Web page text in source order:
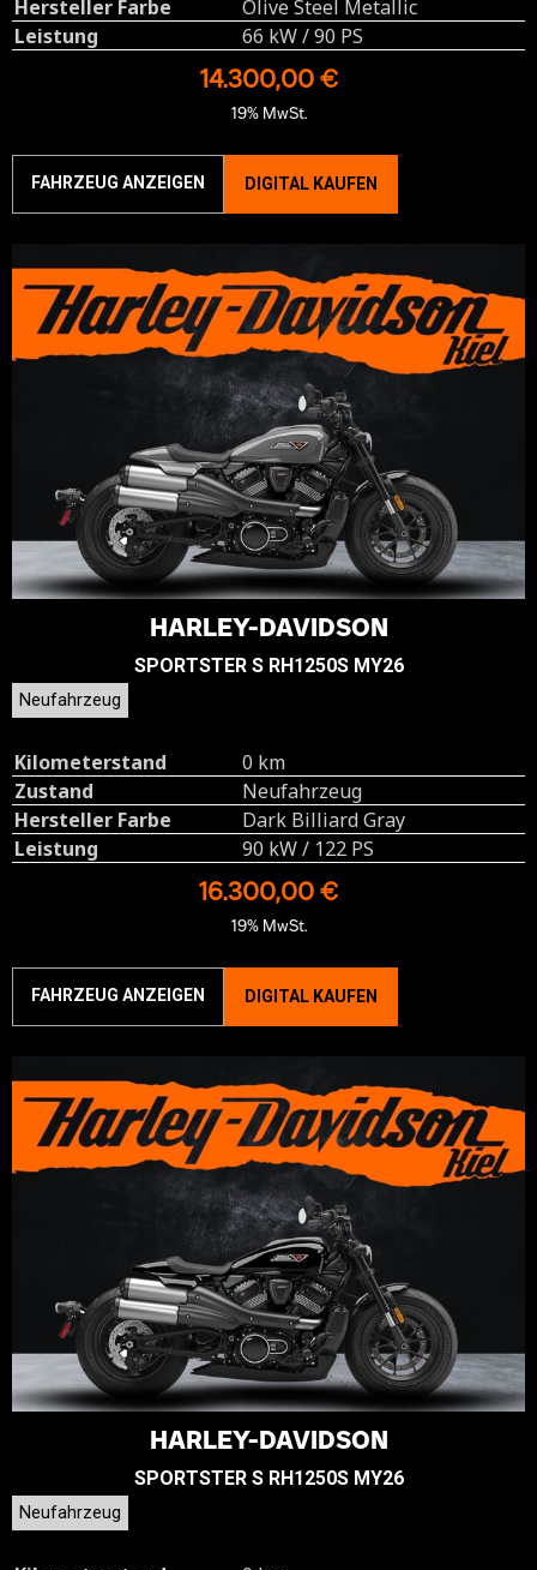
Hersteller Farbe
Olive Steel Metallic
Leistung
66 kW / 90 PS
14.300,00 €
19% MwSt.
FAHRZEUG ANZEIGEN DIGITAL KAUFEN
HARLEY-DAVIDSON
SPORTSTER S RH1250S MY26
Neufahrzeug
Kilometerstand
0 km
Zustand
Neufahrzeug
Hersteller Farbe
Dark Billiard Gray
Leistung
90 kW / 122 PS
16.300,00 €
19% MwSt.
FAHRZEUG ANZEIGEN DIGITAL KAUFEN
HARLEY-DAVIDSON
SPORTSTER S RH1250S MY26
Neufahrzeug